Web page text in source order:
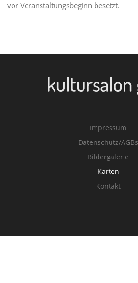
vor Veranstaltungsbeginn besetzt.
Impressum
Datenschutz/AGBs
Bildergalerie
Karten
Kontakt